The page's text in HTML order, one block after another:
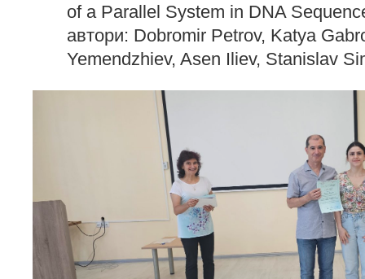
of a Parallel System in DNA
автори: Dobromir Petrov, Katya
Yemendzhiev, Asen Iliev, Stanislav